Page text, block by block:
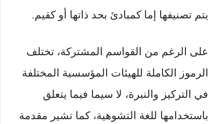
يتم تصنيفها إما كمبادئ بحد ذاتها أو كقيم.
على الرغم من القواسم المشتركة، تختلف
الرموز الكاملة للهيئات المؤسسية المختلفة
في التركيز والنبرة، لا سيما فيما يتعلق
باستخدامها للغة التشوهية، كما تشير مقدمة